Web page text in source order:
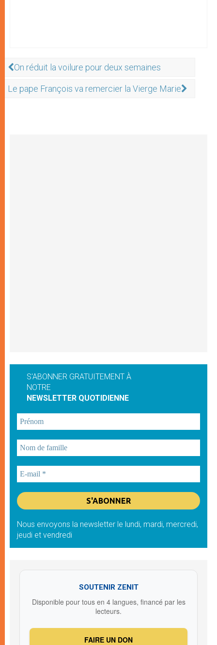
On réduit la voilure pour deux semaines
Le pape François va remercier la Vierge Marie
S'ABONNER GRATUITEMENT À
NOTRE
NEWSLETTER QUOTIDIENNE
Nous envoyons la newsletter le lundi, mardi, mercredi,
jeudi et vendredi
SOUTENIR ZENIT
Disponible pour tous en 4 langues, financé par les
lecteurs.
FAIRE UN DON